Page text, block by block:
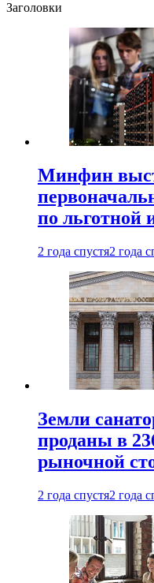
Заголовки
Минфин
по льготной
2 года спустя2 года
Земли
проданы в
рыночной
2 года спустя2 года